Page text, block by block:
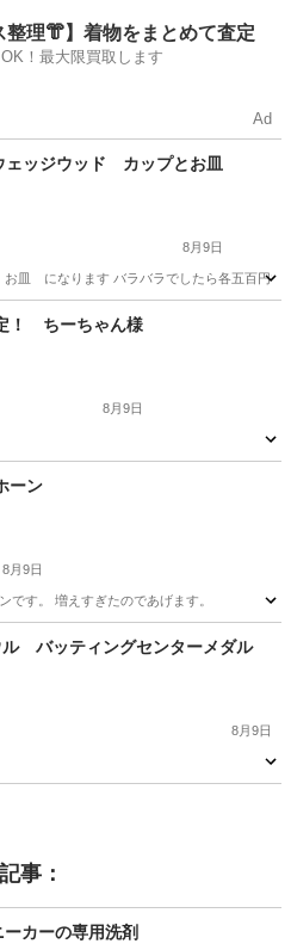
その他
整理👘】着物をまとめて査定
！最大限買取します
Ad
ッジウッド カップとお皿
8月9日
皿 になります バラバラでしたら各五百円
！ ちーちゃん様
8月9日
他
ーン
8月9日
です。 増えすぎたのであげます。
ラムズホーン
バッティングセンターメダル
8月9日
事：
カーの専用洗剤